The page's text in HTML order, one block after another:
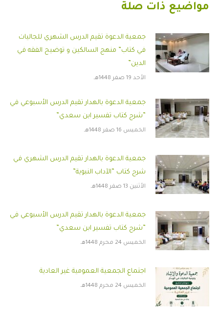
مواضيع ذات صلة
جمعية الدعوة تقيم الدرس الشهري للجاليات
في كتاب” منهج السالكين و توضيح الفقه في
الدين”
الأحد 19 صفر 1448هـ
جمعية الدعوة بالهدار تقيم الدرس الأسبوعي في
”شرح كتاب تفسير ابن سعدي”
الخميس 16 صفر 1448هـ
جمعية الدعوة بالهدار تقيم الدرس الشهري في
شرح كتاب ”الآداب النبوية”
الأثنين 13 صفر 1448هـ
جمعية الدعوة بالهدار تقيم الدرس الأسبوعي في
”شرح كتاب تفسير ابن سعدي”
الخميس 24 محرم 1448هـ
اجتماع الجمعية العمومية غير العادية
الخميس 24 محرم 1448هـ